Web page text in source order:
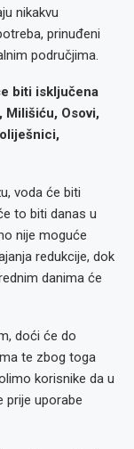
nikakvu
prinuđeni
područjima.
biti isključena
Milišiću, Osovi,
voda će biti
to biti danas u
nije moguće
redukcije, dok
danima će
doći će do
te zbog toga
korisnike da u
prije uporabe